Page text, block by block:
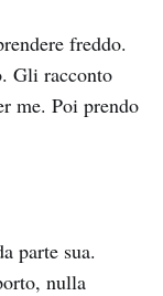
freddo.
Gli racconto
me. Poi prendo
parte sua.
nulla